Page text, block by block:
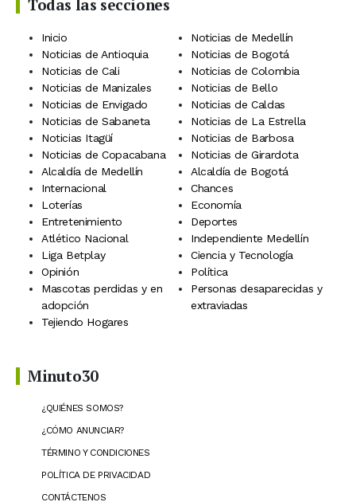
Todas las secciones
Inicio
Noticias de Medellín
Noticias de Antioquia
Noticias de Bogotá
Noticias de Cali
Noticias de Colombia
Noticias de Manizales
Noticias de Bello
Noticias de Envigado
Noticias de Caldas
Noticias de Sabaneta
Noticias de La Estrella
Noticias Itagüí
Noticias de Barbosa
Noticias de Copacabana
Noticias de Girardota
Alcaldía de Medellín
Alcaldía de Bogotá
Internacional
Chances
Loterías
Economía
Entretenimiento
Deportes
Atlético Nacional
Independiente Medellín
Liga Betplay
Ciencia y Tecnología
Opinión
Política
Mascotas perdidas y en
adopción
Personas desaparecidas y
extraviadas
Tejiendo Hogares
Minuto30
¿QUIÉNES SOMOS?
¿CÓMO ANUNCIAR?
TÉRMINO Y CONDICIONES
POLÍTICA DE PRIVACIDAD
CONTÁCTENOS